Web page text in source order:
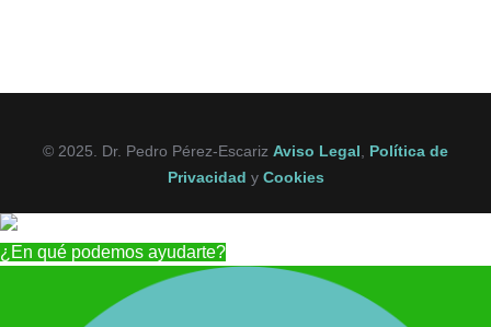
© 2025. Dr. Pedro Pérez-Escariz Aviso Legal
Política de
Privacidad y Cookies
¿En qué podemos ayudarte?